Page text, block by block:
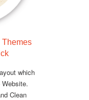
Themes
which
Clean